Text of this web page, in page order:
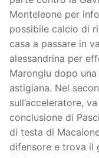
Piccoli amici
Pulcini
Primi calci
Esordienti
Juniores
Eccellenza
Settore
Contatti
Sponsor
Monteleone per
possibile calcio di
casa a passare in
alessandrina per
Marongiu dopo
astigiana. Nel
sull’acceleratore,
conclusione di
di testa di
difensore e trova il